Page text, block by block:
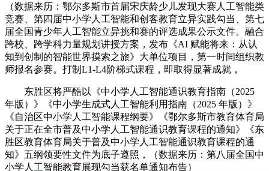
（数据来历：鄂尔多斯市首届宋庆龄少儿发现大赛人工智能类
竞赛、第四届中小学人工智能和创客教育立异实践勾当、第七
届全国青少年人工智能立异挑和赛的评选成果公示文件。融合
跨校、跨学科力量规划讲授方案，发布《AI 赋能将来：从认
知到创制的智能世界摸索之旅》大单位项目，第一时间组织教
师报名参赛。打制L1-L4阶梯式课程，即取得显著成就，
东胜区将严酷以《中小学人工智能通识教育指南（2025
年版）》《中小学生成式人工智能利用指南（2025 年版）》
《自治区中小学人工智能课程纲要》《鄂尔多斯市教育体育局
关于正在全市普及中小学人工智能通识教育课程的通知》《东
胜区教育体育局关于普及中小学人工智能通识教育课程的通
知》五纲领要性文件为底子遵照，（数据来历：第八届全国中
小学人工智能教育展现勾当获名单通知布告）